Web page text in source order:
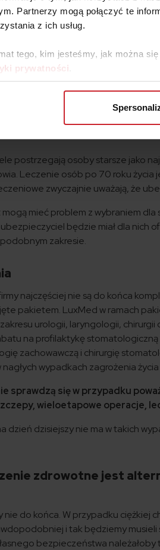
Partnerzy mogą połączyć te
z ich usług.
tego, kim jesteśmy, jak można
prywatności
starszych
pakietów medycznych często nie
wszystkim mało ubezpieczycieli
pakietów dla dorosłych znajdziemy
również seniorom do 80
przestaje podawać szacunkową
postrzegają osoby starsze jako
Leczenie osób po 70 roku życia
zwyczajnie uważają, że
mieć problem z wybraniem
będzie miał dla nich
zakresie.
najczęściej nie są do końca
pakietem. LuxMed w ramach
urologii, laryngologii,
na profilaktykę
zachowawczą i chirurgię
wypadkach zagrożenia życia
sprawdzą się w przypadku
wieloetapowe operacje,
dzień dzisiejszy nie ma w takich
zdrowotne jest
do końca. W przypadku ciężkiej
i tak będziemy musieli
bezpieczeństwa